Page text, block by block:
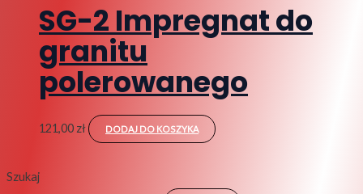
SG-2 Impregnat do
granitu
polerowanego
121,00 zł DODAJ DO KOSZYKA
Szukaj